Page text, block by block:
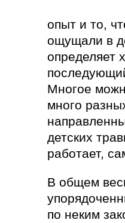
опыт и то,
ощущали в
определяет
Многое
много
детских
работает,
В общем
по неким